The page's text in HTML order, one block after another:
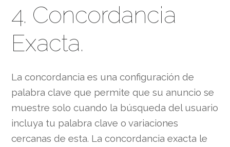
4. Concordancia
Exacta.
La concordancia es una configuración de
palabra clave que permite que su anuncio se
muestre solo cuando la búsqueda del usuario
incluya tu palabra clave o variaciones
cercanas de esta. La concordancia exacta le